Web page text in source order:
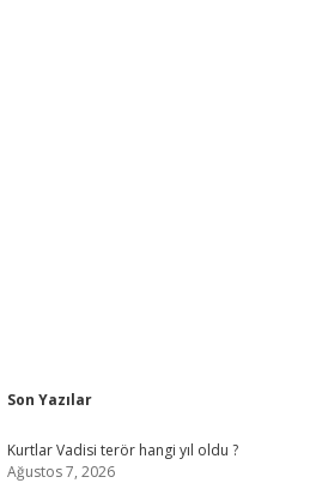
Sidebar
Son Yazılar
Kurtlar Vadisi terör hangi yıl oldu ?
Ağustos 7, 2026